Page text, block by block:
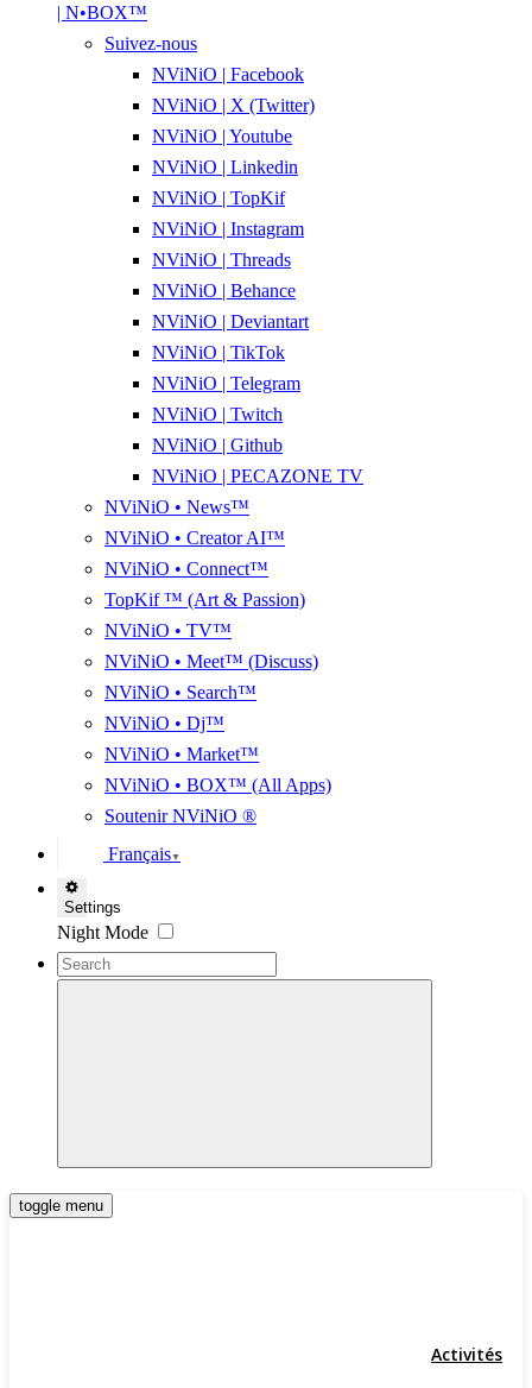
| N•BOX™
Suivez-nous
NViNiO | Facebook
NViNiO | X (Twitter)
NViNiO | Youtube
NViNiO | Linkedin
NViNiO | TopKif
NViNiO | Instagram
NViNiO | Threads
NViNiO | Behance
NViNiO | Deviantart
NViNiO | TikTok
NViNiO | Telegram
NViNiO | Twitch
NViNiO | Github
NViNiO | PECAZONE TV
NViNiO • News™
NViNiO • Creator AI™
NViNiO • Connect™
TopKif ™ (Art & Passion)
NViNiO • TV™
NViNiO • Meet™ (Discuss)
NViNiO • Search™
NViNiO • Dj™
NViNiO • Market™
NViNiO • BOX™ (All Apps)
Soutenir NViNiO ®
Français ▼
Settings
Night Mode
toggle menu
Activités